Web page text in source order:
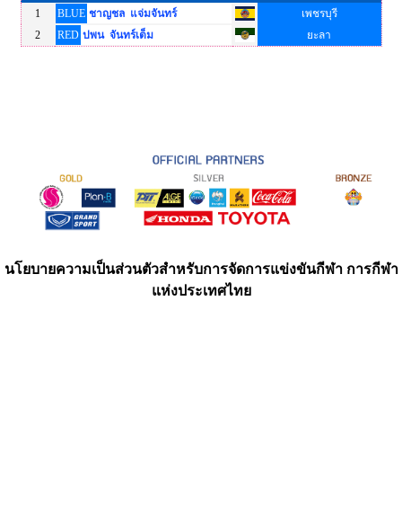
1 BLUE ชาญชล แจ่มจันทร์
เพชรบุรี
2
RED ปพน จันทร์เต็ม ยะลา
นโยบายความเป็นส่วนตัวสำหรับการจัดการแข่งขันกีฬา การกีฬา
แห่งประเทศไทย